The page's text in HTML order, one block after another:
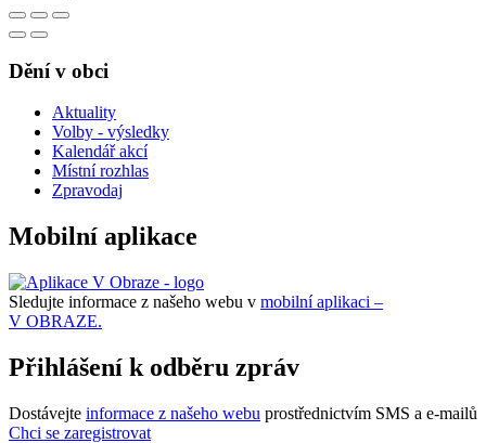
Dění v obci
Aktuality
Volby - výsledky
Kalendář akcí
Místní rozhlas
Zpravodaj
Mobilní aplikace
Sledujte informace z našeho webu v mobilní aplikaci –
V OBRAZE.
Přihlášení k odběru zpráv
Dostávejte informace z našeho webu prostřednictvím SMS a e-mailů
Chci se zaregistrovat